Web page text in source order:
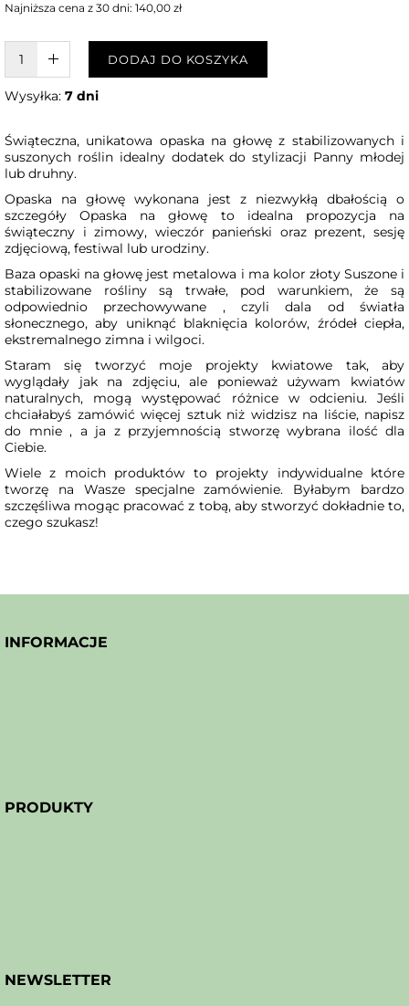
Najniższa cena z 30 dni: 140,00 zł
W KOSZYKU :)DODAJ DO KOSZYKA
Wysyłka: 7 dni
Świąteczna, unikatowa opaska na głowę z stabilizowanych i
suszonych roślin idealny dodatek do stylizacji Panny młodej
lub druhny.
Opaska na głowę wykonana jest z niezwykłą dbałością o
szczegóły Opaska na głowę to idealna propozycja na
świąteczny i zimowy, wieczór panieński oraz prezent, sesję
zdjęciową, festiwal lub urodziny.
Baza opaski na głowę jest metalowa i ma kolor złoty Suszone i
stabilizowane rośliny są trwałe, pod warunkiem, że są
odpowiednio przechowywane , czyli dala od światła
słonecznego, aby uniknąć blaknięcia kolorów, źródeł ciepła,
ekstremalnego zimna i wilgoci.
Staram się tworzyć moje projekty kwiatowe tak, aby
wyglądały jak na zdjęciu, ale ponieważ używam kwiatów
naturalnych, mogą występować różnice w odcieniu. Jeśli
chciałabyś zamówić więcej sztuk niż widzisz na liście, napisz
do mnie , a ja z przyjemnością stworzę wybrana ilość dla
Ciebie.
Wiele z moich produktów to projekty indywidualne które
tworzę na Wasze specjalne zamówienie. Byłabym bardzo
szczęśliwa mogąc pracować z tobą, aby stworzyć dokładnie to,
czego szukasz!
INFORMACJE
PRODUKTY
NEWSLETTER